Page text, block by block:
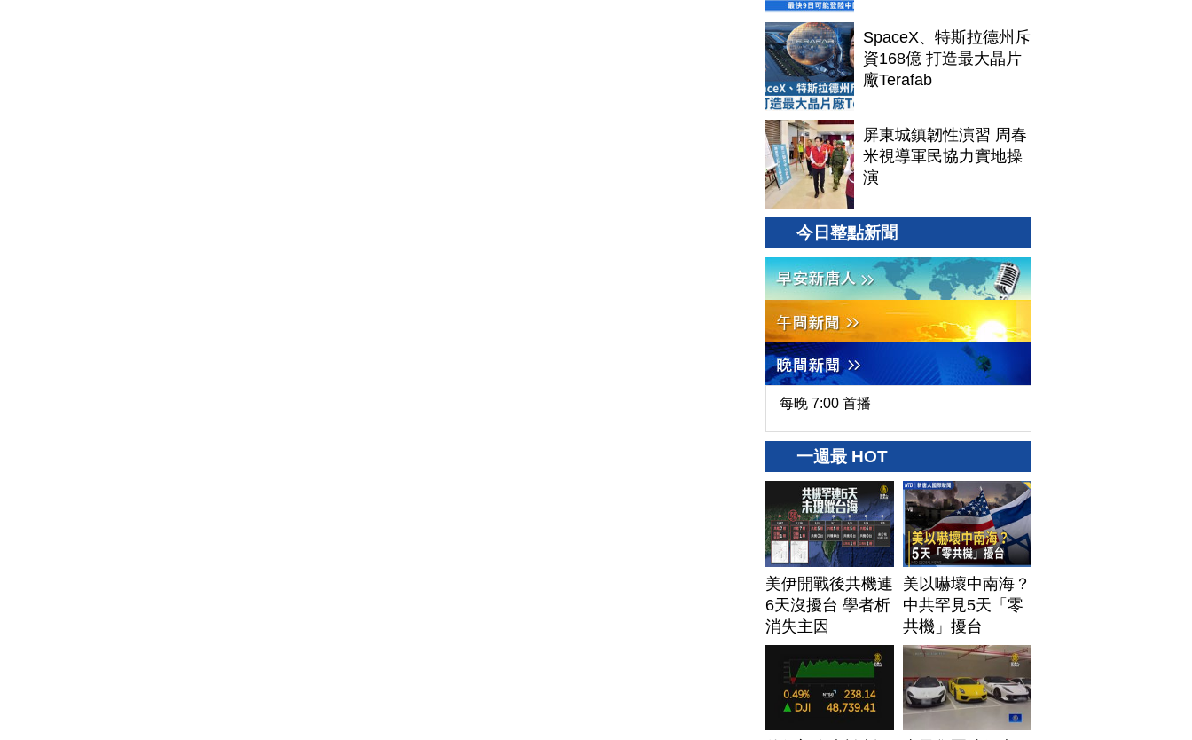
SpaceX、特斯拉德州斥
資168億 打造最大晶片
廠Terafab
屏東城鎮韌性演習 周春
米視導軍民協力實地操
演
今日整點新聞
每晚 7:00 首播
一週最 HOT
美伊開戰後共機連
6天沒擾台 學者析
消失主因
美以嚇壞中南海？
中共罕見5天「零
共機」擾台